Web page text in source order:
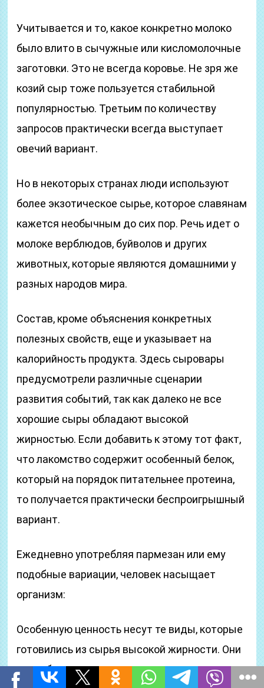
Учитывается и то, какое конкретно молоко
было влито в сычужные или кисломолочные
заготовки. Это не всегда коровье. Не зря же
козий сыр тоже пользуется стабильной
популярностью. Третьим по количеству
запросов практически всегда выступает
овечий вариант.
Но в некоторых странах люди используют
более экзотическое сырье, которое славянам
кажется необычным до сих пор. Речь идет о
молоке верблюдов, буйволов и других
животных, которые являются домашними у
разных народов мира.
Состав, кроме объяснения конкретных
полезных свойств, еще и указывает на
калорийность продукта. Здесь сыровары
предусмотрели различные сценарии
развития событий, так как далеко не все
хорошие сыры обладают высокой
жирностью. Если добавить к этому тот факт,
что лакомство содержит особенный белок,
который на порядок питательнее протеина,
то получается практически беспроигрышный
вариант.
Ежедневно употребляя пармезан или ему
подобные вариации, человек насыщает
организм:
Особенную ценность несут те виды, которые
готовились из сырья высокой жирности. Они
способны похвастаться значительным